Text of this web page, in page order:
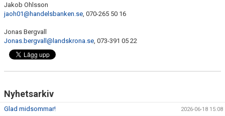
Jakob Ohlsson
jaoh01@handelsbanken.se , 070-265 50 16
Jonas Bergvall
Jonas.bergvall@landskrona.se , 073-391 05 22
Nyhetsarkiv
Glad midsommar! 2026-06-18 15:08